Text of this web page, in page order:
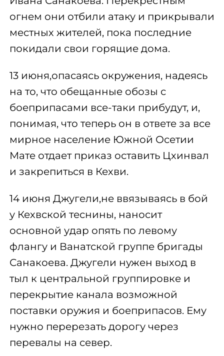
огнем они отбили атаку и прикрывали
местных жителей, пока последние
покидали свои горящие дома.
13 июня,опасаясь окружения, надеясь
на то, что обещанные обозы с
боеприпасами все-таки прибудут, и,
понимая, что теперь он в ответе за все
мирное население Южной Осетии
Мате отдает приказ оставить Цхинвал
и закрепиться в Кехви.
14 июня Джугели,не ввязываясь в бой
у Кехвской теснины, наносит
основной удар опять по левому
флангу и Ванатской группе бригады
Санакоева. Джугели нужен выход в
тыл к центральной группировке и
перекрытие канала возможной
поставки оружия и боеприпасов. Ему
нужно перерезать дорогу через
перевалы на север.